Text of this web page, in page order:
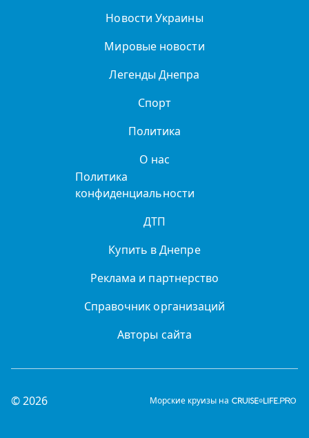
Новости Украины
Мировые новости
Легенды Днепра
Спорт
Политика
О нас
Политика
конфиденциальности
ДТП
Купить в Днепре
Реклама и партнерство
Справочник организаций
Авторы сайта
© 2026 Морские круизы на